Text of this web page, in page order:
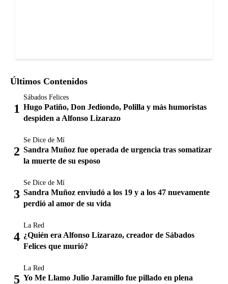
Últimos Contenidos
Sábados Felices
Hugo Patiño, Don Jediondo, Polilla y más humoristas
despiden a Alfonso Lizarazo
Se Dice de Mí
Sandra Muñoz fue operada de urgencia tras somatizar
la muerte de su esposo
Se Dice de Mí
Sandra Muñoz enviudó a los 19 y a los 47 nuevamente
perdió al amor de su vida
La Red
¿Quién era Alfonso Lizarazo, creador de Sábados
Felices que murió?
La Red
Yo Me Llamo Julio Jaramillo fue pillado en plena